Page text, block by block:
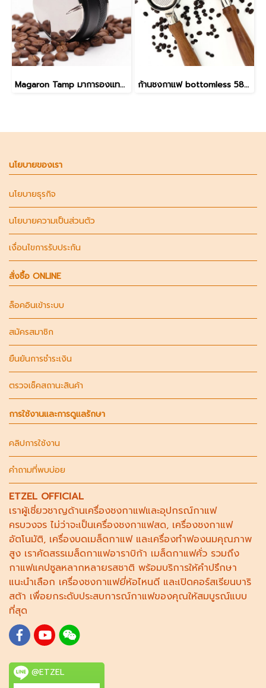
Magaron Tamp มาการองแทมป์ 2in1 ขนาด 51 และ 58 mm. สีดำ ก้านชงกาแฟ bottomless 58mm ด้ามไม้ หัวชงกาแฟ E61 stainless สำหรับเครื่องชง ETZEL
นโยบายของเรา
นโยบายธุรกิจ
นโยบายความเป็นส่วนตัว
เงื่อนไขการรับประกัน
สั่งซื้อ ONLINE
ล็อคอินเข้าระบบ
สมัครสมาชิก
ยืนยันการชำระเงิน
ตรวจเช็คสถานะสินค้า
การใช้งานและการดูแลรักษา
คลิปการใช้งาน
คำถามที่พบบ่อย
ETZEL OFFICIAL
เราผู้เชี่ยวชาญด้านเครื่องชงกาแฟและอุปกรณ์กาแฟ
ครบวงจร ไม่ว่าจะเป็นเครื่องชงกาแฟสด, เครื่องชงกาแฟ
อัตโนมัติ, เครื่องบดเมล็ดกาแฟและเครื่องทำฟองนมคุณภาพ
สูง เราคัดสรรเมล็ดกาแฟอาราบิก้า เมล็ดกาแฟคั่ว รวมถึง
กาแฟแคปซูลหลากหลายรสชาติ พร้อมบริการให้คำปรึกษา
แนะนำเลือก เครื่องชงกาแฟยี่ห้อไหนดี และเปิดคอร์สเรียนบาริ
สต้า เพื่อยกระดับประสบการณ์กาแฟของคุณให้สมบูรณ์แบบ
ที่สุด
@ETZEL